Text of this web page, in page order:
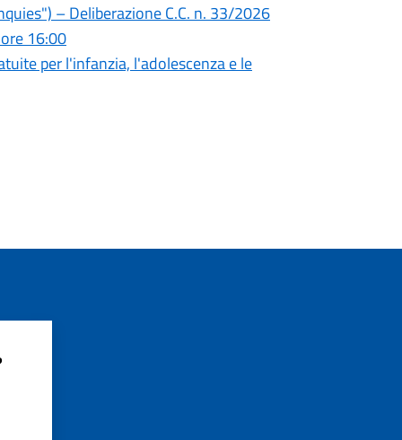
– Deliberazione C.C. n. 33/2026
16:00
per l'infanzia, l'adolescenza e le